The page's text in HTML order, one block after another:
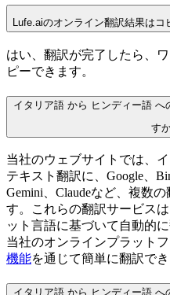
Lufe.aiのオンライン翻訳結果はコ
はい、翻訳が完了したら、
ピーできます。
イタリア語 から ヒンディー語 へ
す
当社のウェブサイトでは、
テキスト翻訳に、Google、
Gemini、Claudeなど、複数
す。これらの翻訳サービス
ット言語に基づいて自動的
当社のオンラインプラット
機能を通じて簡単に翻訳でき
イタリア語 から ヒンディー語